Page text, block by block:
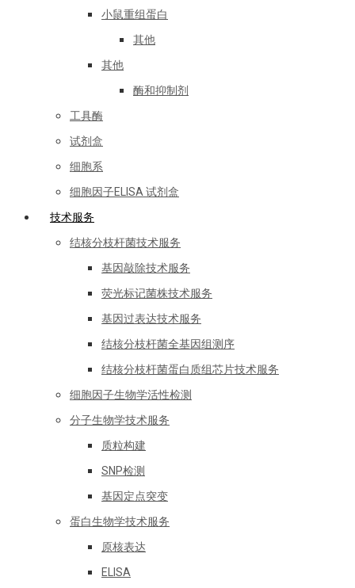
小鼠重组蛋白
其他
其他
酶和抑制剂
工具酶
试剂盒
细胞系
细胞因子ELISA 试剂盒
技术服务
结核分枝杆菌技术服务
基因敲除技术服务
荧光标记菌株技术服务
基因过表达技术服务
结核分枝杆菌全基因组测序
结核分枝杆菌蛋白质组芯片技术服务
细胞因子生物学活性检测
分子生物学技术服务
质粒构建
SNP检测
基因定点突变
蛋白生物学技术服务
原核表达
ELISA